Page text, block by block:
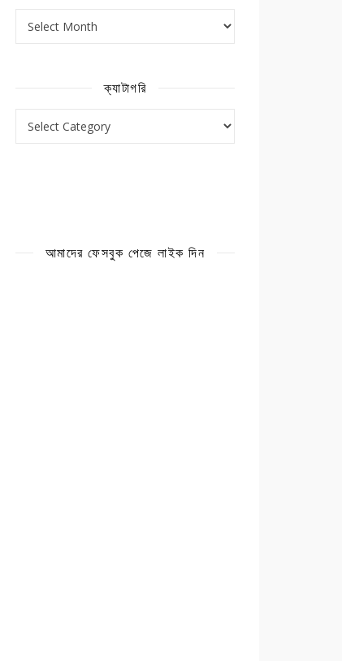
ক্যাটাগরি
আমাদের ফেসবুক পেজে লাইক দিন